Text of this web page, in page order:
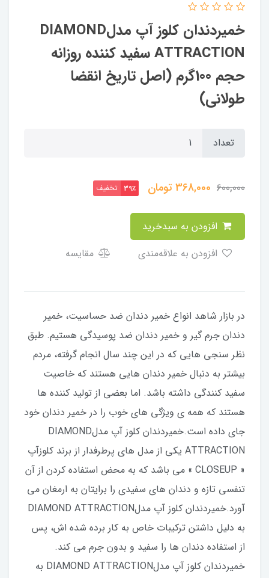
خميردندان کلوز آپ مدلDIAMOND
ATTRACTION سفید کننده روزانه
حجم 100گرم (اصل تاریخ انقضا
طولانی)
تعداد
600,000
368,000تومان 39٪ تخفیف
مقایسه
در بازار شاهد انواع خمیر دندان ضد حساسیت، خمیر
دندان جرم گیر و خمیر دندان ضد پوسیدگی هستیم. طبق
نظر سنجی هایی که در این چند سال انجام گرفته، مردم
بیشتر به دنبال خمیر دندان هایی هستند که خاصیت
سفید کنندگی داشته باشد. اما بعضی از تولید کننده ها
هستند که همه ی ویژگی های خوب را در خمیر دندان خود
جای داده است.خميردندان کلوز آپ مدلDIAMOND
ATTRACTION یکی از مدل های پرطرفدار از برند کلوزآپ
« CLOSEUP » می باشد که به محض استفاده کردن از آن
تنفسی تازه و دندان های سفیدی را برایتان به ارمغان می
آورد.خميردندان کلوز آپ مدلDIAMOND ATTRACTION
به دلیل داشتن ترکیبات خاص به کار برده شده اش، پس
از استفاده دندان ها را سفید و بدون جرم می کند.
خميردندان کلوز آپ مدلDIAMOND ATTRACTION به